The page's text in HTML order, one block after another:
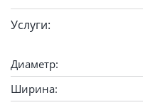
Услуги:
Диаметр:
Ширина: